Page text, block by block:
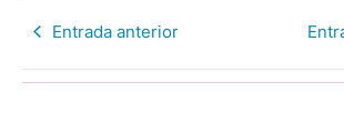
Entrada anterior